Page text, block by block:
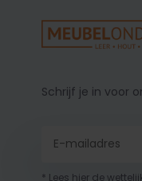
Schrijf je in voor
* Lees hier de